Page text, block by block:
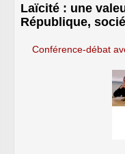
Laïcité : une
République,
Conférence-débat